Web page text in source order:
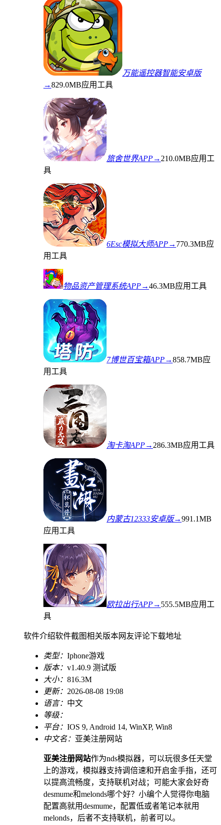
万能遥控器智能安卓版
→829.0MB应用工具
旅舍世界APP→ 210.0MB应用工
具
6Esc模拟大师APP→ 770.3MB应
用工具
物品资产管理系统APP→46.3MB应用工具
7博世百宝箱APP→858.7MB应
用工具
淘卡淘APP→ 286.3MB应用工具
内蒙古12333安卓版→991.1MB
应用工具
欧拉出行APP→ 555.5MB应用工
具
软件介绍软件截图相关版本网友评论下载地址
类型： Iphone游戏
版本： v1.40.9 测试版
大小： 816.3M
更新： 2026-08-08 19:08
语言： 中文
等级：
平台： IOS 9, Android 14, WinXP, Win8
中文名： 亚美注册网站
亚美注册网站作为nds模拟器，可以玩很多任天堂
上的游戏，模拟器支持调倍速和开启金手指，还可
以提高流畅度，支持联机对战；可能大家会好奇
desmume和melonds哪个好？小编个人觉得你电脑
配置高就用desmume，配置低或者笔记本就用
melonds，后者不支持联机，前者可以。